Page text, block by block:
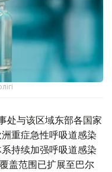
处与该区域东部各国家
重症急性呼吸道感染
持续加强呼吸道感染
盖范围已扩展至巴尔